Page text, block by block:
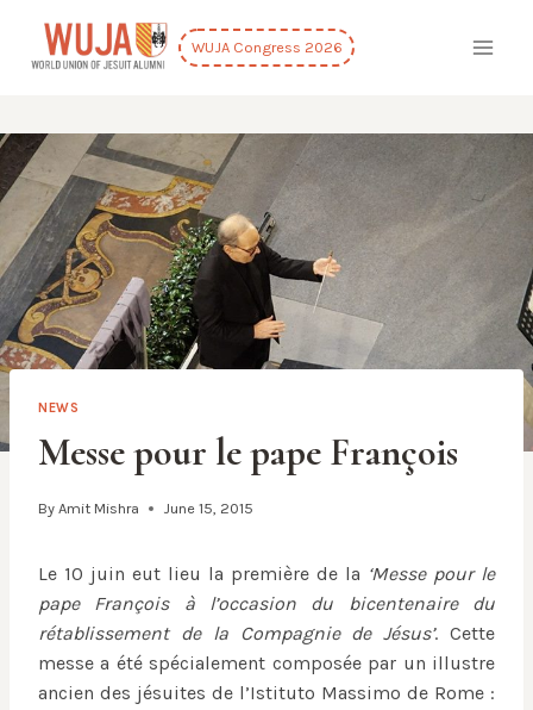
content
WUJA Congress 2026
NEWS
Messe pour le pape François
By Amit Mishra June 15, 2015
Le 10 juin eut lieu la première de la ‘Messe pour le
pape François à l’occasion du bicentenaire du
rétablissement de la Compagnie de Jésus’. Cette
messe a été spécialement composée par un illustre
ancien des jésuites de l’Istituto Massimo de Rome :